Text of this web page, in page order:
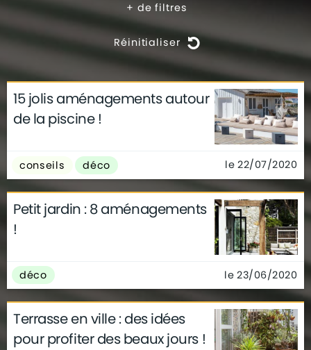
+ de filtres
Réinitialiser
actualités architecture
archives
conseils
déco
gouvernement
technologie
15 jolis aménagements autour
de la piscine !
conseils déco le 22/07/2020
Petit jardin : 8 aménagements
!
déco le 23/06/2020
Terrasse en ville : des idées
pour profiter des beaux jours !